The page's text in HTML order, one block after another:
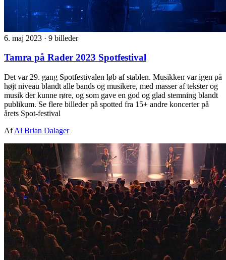
6. maj 2023 · 9 billeder
Tamra på Rader 2023 Spotfestival
Det var 29. gang Spotfestivalen løb af stablen. Musikken var igen på
højt niveau blandt alle bands og musikere, med masser af tekster og
musik der kunne røre, og som gave en god og glad stemning blandt
publikum. Se flere billeder på spotted fra 15+ andre koncerter på
årets Spot-festival
AfAl Brian Dalager